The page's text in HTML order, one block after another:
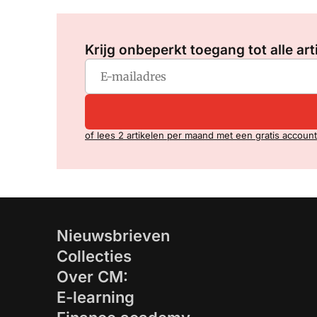
Krijg onbeperkt toegang tot alle
of lees 2 artikelen per maand met een gratis account
Nieuwsbrieven
Collecties
Over CM:
E-learning